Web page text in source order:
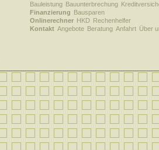
Bauleistung Bauunterbrechung
Finanzierung Bausparen
Onlinerechner HKD Rechenhelfer
Kontakt Angebote Beratung Anfahrt Über